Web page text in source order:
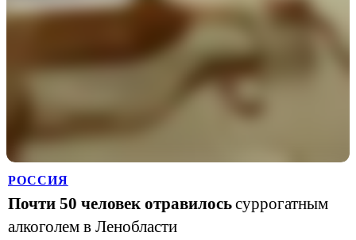
РОССИЯ
Почти 50 человек отравилосьсуррогатным
алкоголем в Ленобласти